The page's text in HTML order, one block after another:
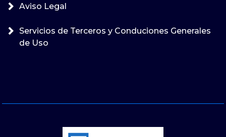
Aviso Legal
Servicios de Terceros y Conduciones Generales
de Uso